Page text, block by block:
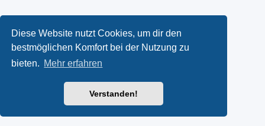
Diese Website nutzt Cookies, um dir den
bestmöglichen Komfort bei der Nutzung zu
bieten. Mehr erfahren
Verstanden!